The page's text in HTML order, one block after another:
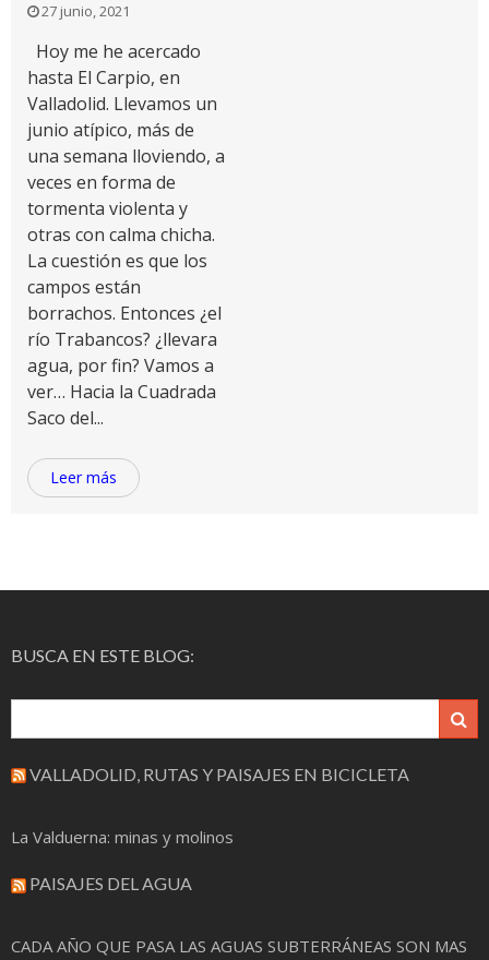
27 junio, 2021
Hoy me he acercado
hasta El Carpio, en
Valladolid. Llevamos un
junio atípico, más de
una semana lloviendo, a
veces en forma de
tormenta violenta y
otras con calma chicha.
La cuestión es que los
campos están
borrachos. Entonces ¿el
río Trabancos? ¿llevara
agua, por fin? Vamos a
ver… Hacia la Cuadrada
Saco del...
Leer más
BUSCA EN ESTE BLOG:
VALLADOLID, RUTAS Y PAISAJES EN BICICLETA
La Valduerna: minas y molinos
PAISAJES DEL AGUA
CADA AÑO QUE PASA LAS AGUAS SUBTERRÁNEAS SON MAS